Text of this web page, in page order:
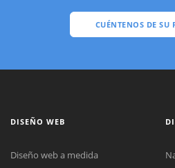
CUÉNTENOS DE SU
DISEÑO WEB
Diseño web a medida